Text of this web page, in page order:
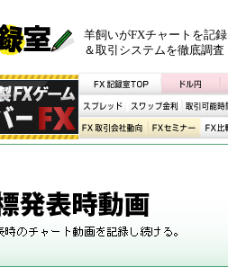
羊飼いがFXチャートを記録
＆取引システムを徹底調査